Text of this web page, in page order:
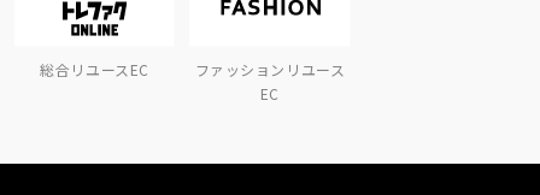
総合リユースEC
ファッションリユース
EC